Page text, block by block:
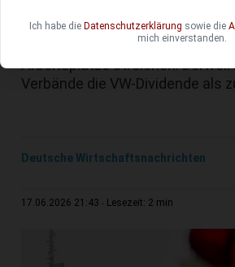
derart, dass es die Existenz des
bedrohen könnte. Bis 2030 will
Arbeitsplätze streichen. Derweil
Verbände die VW-Dividende als
Deutsche Wirtschaftsnachrichten
17.06.2026 21:43 Lesezeit: 2 min
Ich habe die Datenschutzerklärung sowie die
mich einverstanden.